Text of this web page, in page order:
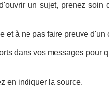
un sujet, prenez
et à ne pas faire preuve d'un
dans vos messages
en indiquer la source.